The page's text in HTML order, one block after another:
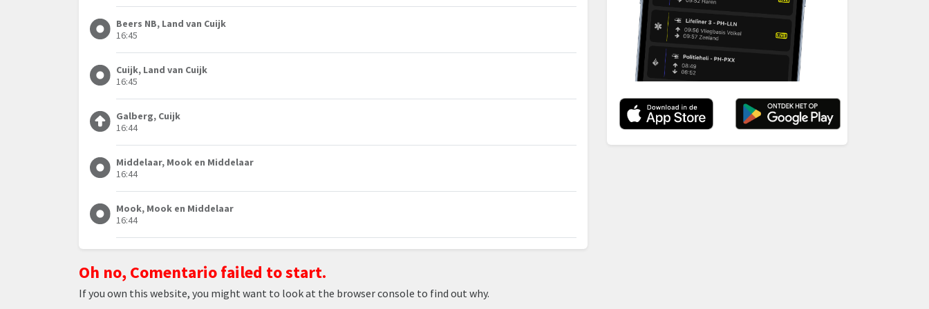
Beers NB, Land van Cuijk
16:45
Cuijk, Land van Cuijk
16:45
Galberg, Cuijk
16:44
Middelaar, Mook en Middelaar
16:44
Mook, Mook en Middelaar
16:44
Oh no, Comentario failed to start.
If you own this website, you might want to look at the browser console to find out why.